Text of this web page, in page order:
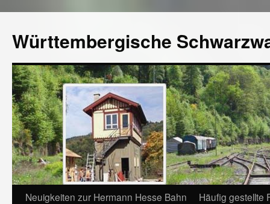
Württembergische
Neuigkeiten zur Hermann Hesse Bahn Häufig gestellte